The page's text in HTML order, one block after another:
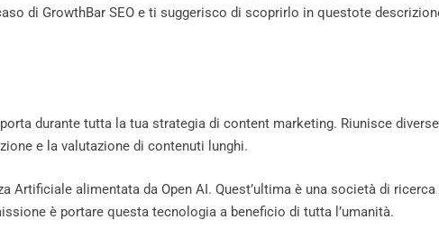
di GrowthBar SEO e ti suggerisco di scoprirlo in questote
durante tutta la tua strategia di content marketing. Riunisce diverse
e la valutazione di contenuti lunghi.
Artificiale alimentata da Open AI. Quest’ultima è una società di ricerca
è portare questa tecnologia a beneficio di tutta l’umanità.